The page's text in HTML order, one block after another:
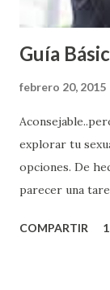
Guía
febrero 20, 2015
explorar tu
opciones. De
parecer una
partes de ti que
COMPARTIR